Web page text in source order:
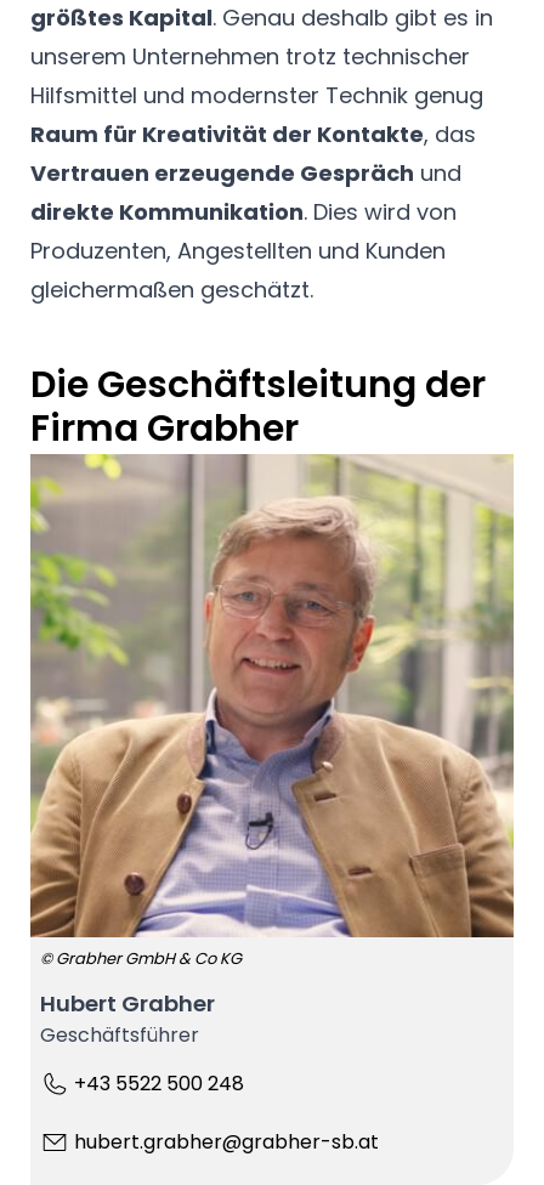
größtes Kapital. Genau deshalb gibt es in
unserem Unternehmen trotz technischer
Hilfsmittel und modernster Technik genug
Raum für Kreativität der Kontakte, das
Vertrauen erzeugende Gespräch und
direkte Kommunikation. Dies wird von
Produzenten, Angestellten und Kunden
gleichermaßen geschätzt.
Die Geschäftsleitung der
Firma Grabher
© Grabher GmbH & Co KG
Hubert Grabher
Geschäftsführer
+43 5522 500 248
hubert.grabher@grabher-sb.at